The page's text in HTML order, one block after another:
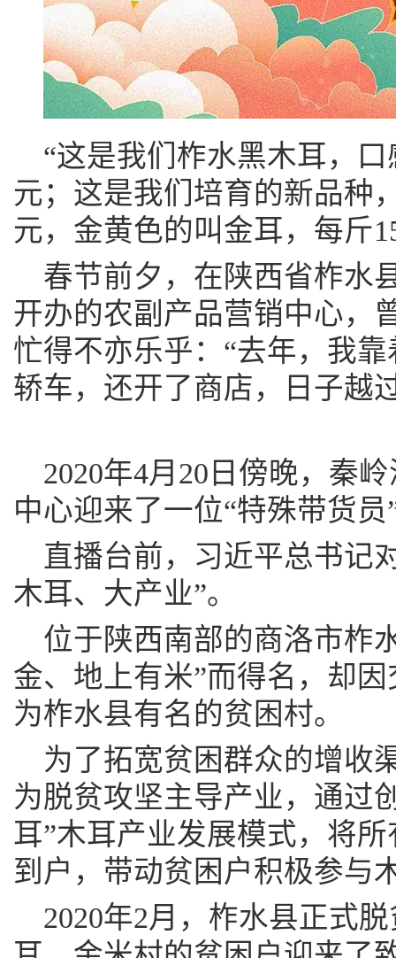
“这是我们柞水黑木耳，
元；这是我们培育的新品种
元，金黄色的叫金耳，每
春节前夕，在陕西省柞水
开办的农副产品营销中心，
忙得不亦乐乎：“去年，我
轿车，还开了商店，日子越
2020年4月20日傍晚，秦
中心迎来了一位“特殊带货员
直播台前，习近平总书
木耳、大产业”。
位于陕西南部的商洛市柞
金、地上有米”而得名，却
为柞水县有名的贫困村。
为了拓宽贫困群众的增收
为脱贫攻坚主导产业，通过
耳”木耳产业发展模式，将
到户，带动贫困户积极参与
2020年2月，柞水县正式